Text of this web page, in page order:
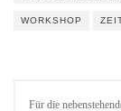
WORKSHOP
Für die